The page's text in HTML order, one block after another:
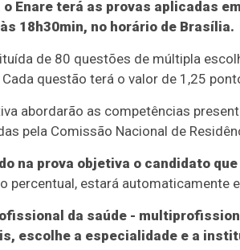
Enare terá as provas aplicadas
18h30min, no horário de Brasília.
de 80 questões de múltipla
questão terá o valor de 1,25
abordarão as competências
pela Comissão Nacional de
na prova objetiva o candidato
percentual, estará automaticamente
da saúde -
escolhe a especialidade e a